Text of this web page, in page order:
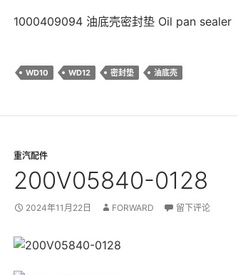
1000409094 油底壳密封垫 Oil pan sealer
WD10 WD12 密封垫 油底壳
重汽配件
200V05840-0128
2024年11月22日 FORWARD 留下评论